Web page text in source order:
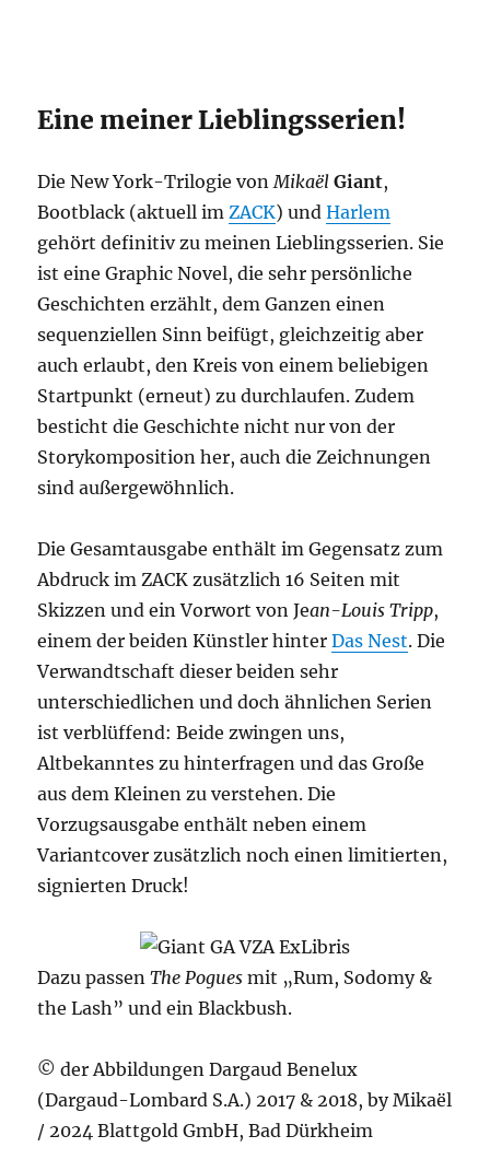
Eine meiner Lieblingsserien!
Die New York-Trilogie von Mikaël Giant,
Bootblack (aktuell im ZACK) undHarlem
gehört definitiv zu meinen Lieblingsserien. Sie
ist eine Graphic Novel, die sehr persönliche
Geschichten erzählt, dem Ganzen einen
sequenziellen Sinn beifügt, gleichzeitig aber
auch erlaubt, den Kreis von einem beliebigen
Startpunkt (erneut) zu durchlaufen. Zudem
besticht die Geschichte nicht nur von der
Storykomposition her, auch die Zeichnungen
sind außergewöhnlich.
Die Gesamtausgabe enthält im Gegensatz zum
Abdruck im ZACK zusätzlich 16 Seiten mit
Skizzen und ein Vorwort von Jean-Louis Tripp,
einem der beiden Künstler hinterDas Nest. Die
Verwandtschaft dieser beiden sehr
unterschiedlichen und doch ähnlichen Serien
ist verblüffend: Beide zwingen uns,
Altbekanntes zu hinterfragen und das Große
aus dem Kleinen zu verstehen. Die
Vorzugsausgabe enthält neben einem
Variantcover zusätzlich noch einen limitierten,
signierten Druck!
Dazu passenThe Pogues mit „Rum, Sodomy &
the Lash” und ein Blackbush.
© der Abbildungen Dargaud Benelux
(Dargaud-Lombard S.A.) 2017 & 2018, by Mikaël
/ 2024 Blattgold GmbH, Bad Dürkheim